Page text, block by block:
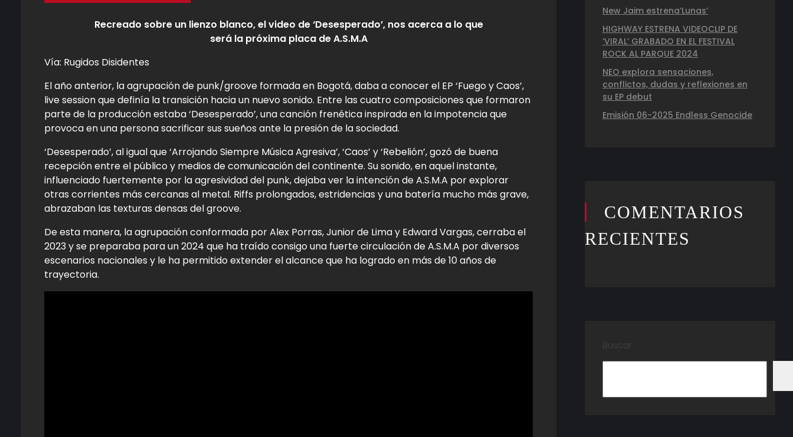
Recreado sobre un lienzo blanco, el video de ‘Desesperado’, nos acerca a lo que
será la próxima placa de A.S.M.A
Vía: Rugidos Disidentes
El año anterior, la agrupación de punk/groove formada en Bogotá, daba a conocer el EP ‘Fuego y Caos’,
live session que definía la transición hacia un nuevo sonido. Entre las cuatro composiciones que formaron
parte de la producción estaba ‘Desesperado’, una canción frenética inspirada en la impotencia que
provoca en una persona sacrificar sus sueños ante la presión de la sociedad.
‘Desesperado’, al igual que ‘Arrojando Siempre Música Agresiva’, ‘Caos’ y ‘Rebelión’, gozó de buena
recepción entre el público y medios de comunicación del continente. Su sonido, en aquel instante,
influenciado fuertemente por la agresividad del punk, dejaba ver la intención de A.S.M.A por explorar
otras corrientes más cercanas al metal. Riffs prolongados, estridencias y una batería mucho más grave,
abrazaban las texturas densas del groove.
De esta manera, la agrupación conformada por Alex Porras, Junior de Lima y Edward Vargas, cerraba el
2023 y se preparaba para un 2024 que ha traído consigo una fuerte circulación de A.S.M.A por diversos
escenarios nacionales y le ha permitido extender el alcance que ha logrado en más de 10 años de
trayectoria.
New Jaim estrena’Lunas’
HIGHWAY ESTRENA VIDEOCLIP DE
‘VIRAL’ GRABADO EN EL FESTIVAL
ROCK AL PARQUE 2024
NEO explora sensaciones,
conflictos, dudas y reflexiones en
su EP debut
Emisión 06-2025 Endless Genocide
COMENTARIOS
RECIENTES